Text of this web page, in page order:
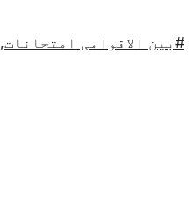
#بین الاقوامی امتحانات,